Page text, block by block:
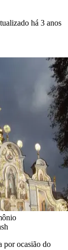
há 3 anos
por ocasião do